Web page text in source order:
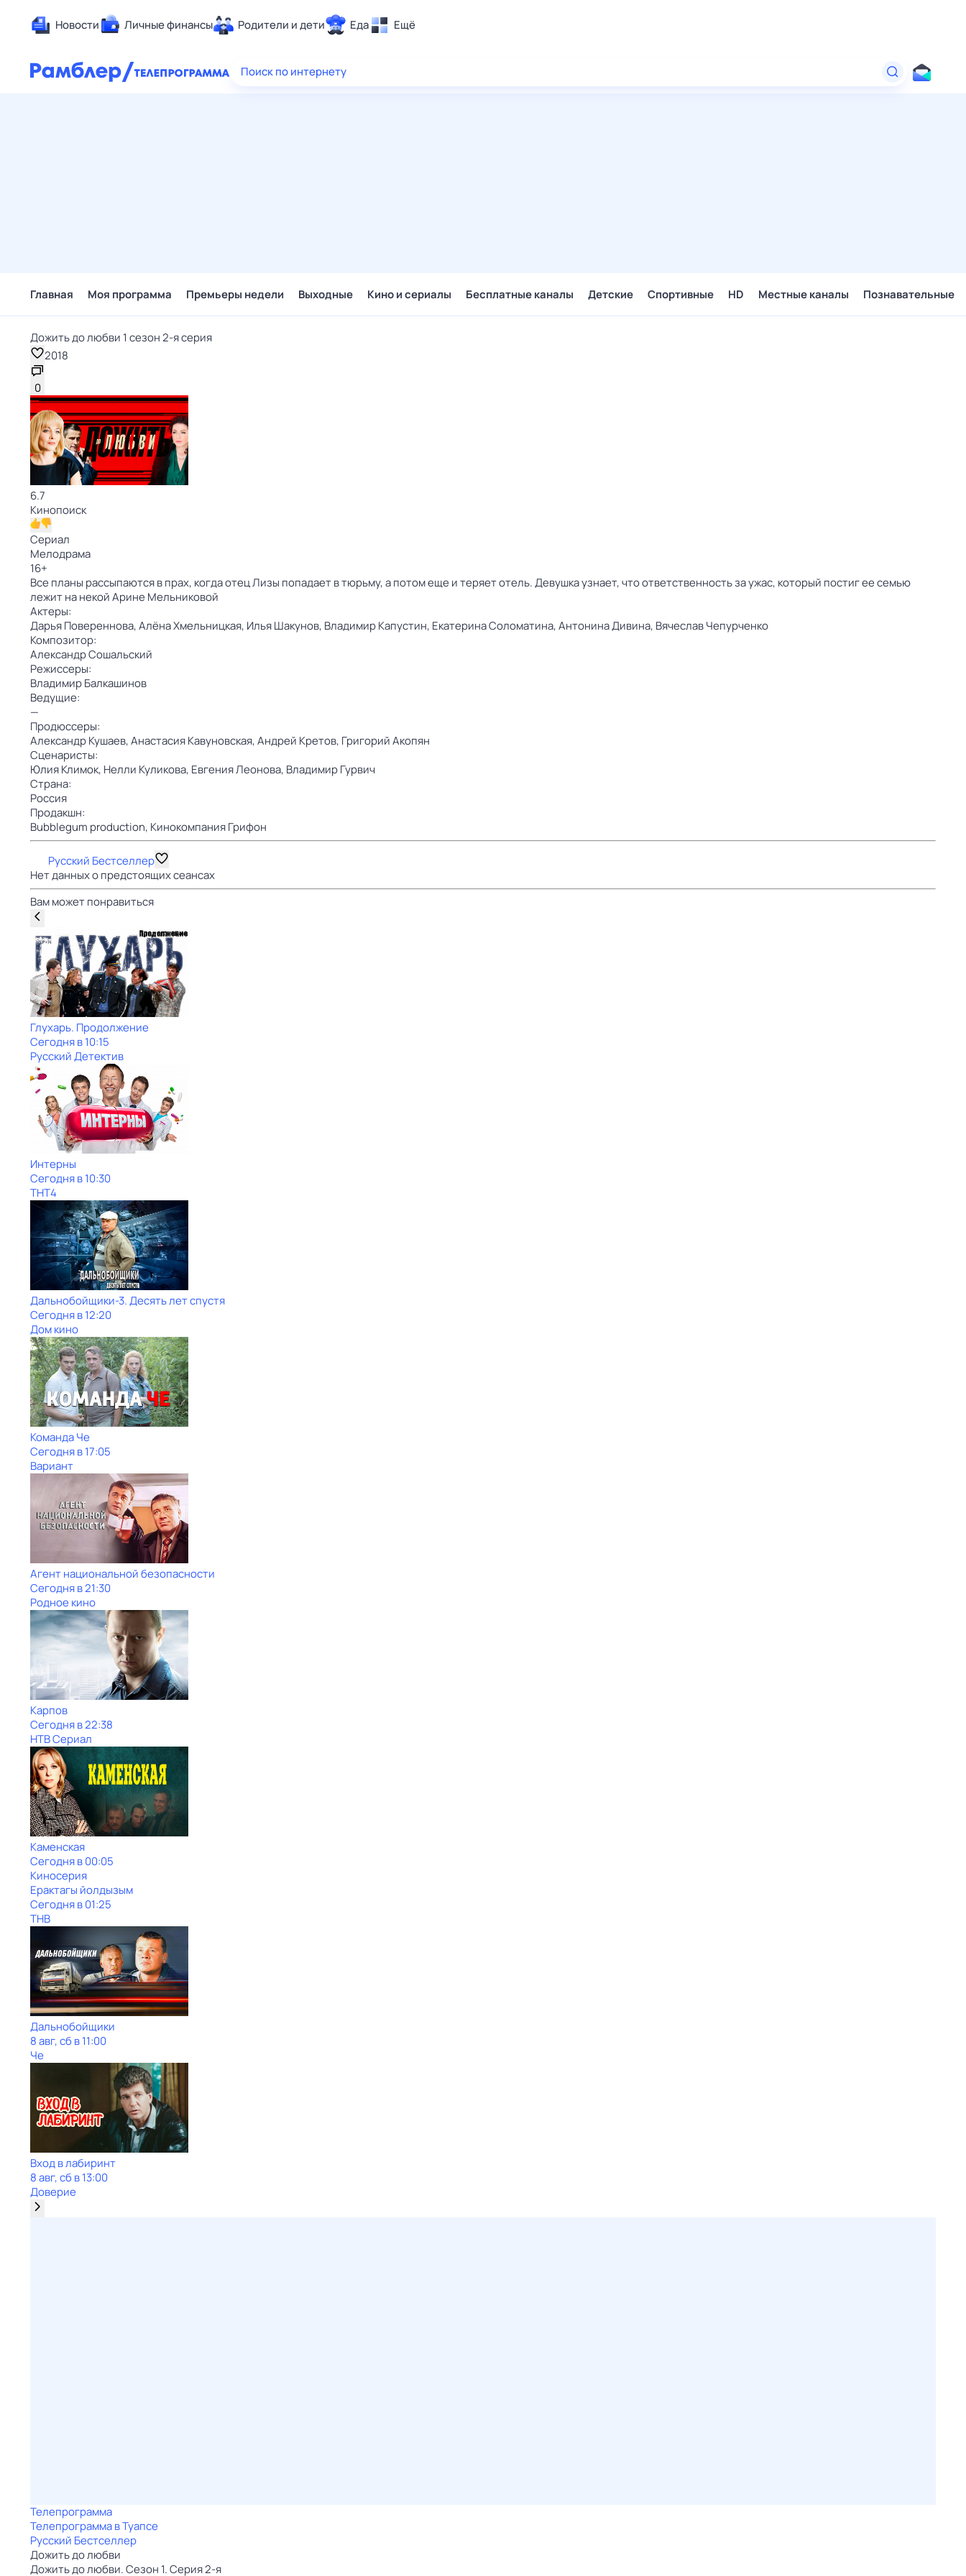
Новости Личные финансы Родители и дети Еда Ещё
Здоровье
Поиск по интернету
Главная Моя программа Премьеры недели Выходные Кино и сериалы Бесплатные каналы Детские Спортивные HD Местные каналы Познавательные
Дожить до любви 1 сезон 2-я серия
2018
0
6.7
Кинопоиск
Сериал
Мелодрама
16+
Все планы рассыпаются в прах, когда отец Лизы попадает в тюрьму, а потом еще и теряет отель. Девушка узнает, что ответственность за ужас, который постиг ее семью
лежит на некой Арине Мельниковой
Актеры:
Дарья Повереннова,Алёна Хмельницкая, Илья Шакунов, Владимир Капустин, Екатерина Соломатина,Антонина Дивина, Вячеслав Чепурченко
Композитор:
Александр Сошальский
Режиссеры:
Владимир Балкашинов
Ведущие:
—
Продюссеры:
Александр Кушаев,Анастасия Кавуновская,Андрей Кретов, Григорий Акопян
Сценаристы:
Юлия Климок, Нелли Куликова, Евгения Леонова, Владимир Гурвич
Страна:
Россия
Продакшн:
Bubblegum production, Кинокомпания Грифон
Русский Бестселлер
Нет данных о предстоящих сеансах
Вам может понравиться
Глухарь. Продолжение
Сегодня в 10:15
Русский Детектив
Интерны
Сегодня в 10:30
ТНТ4
Дальнобойщики-3. Десять лет спустя
Сегодня в 12:20
Дом кино
Команда Че
Сегодня в 17:05
Вариант
Агент национальной безопасности
Сегодня в 21:30
Родное кино
Карпов
Сегодня в 22:38
НТВ Сериал
Каменская
Сегодня в 00:05
Киносерия
Ерактагы йолдызым
Сегодня в 01:25
ТНВ
Дальнобойщики
8 авг, сб в 11:00
Че
Вход в лабиринт
8 авг, сб в 13:00
Доверие
Телепрограмма
Телепрограмма в Туапсе
Русский Бестселлер
Дожить до любви
Дожить до любви. Сезон 1. Серия 2-я